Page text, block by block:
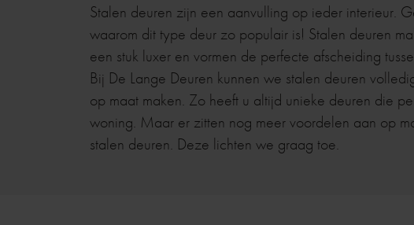
Stalen deuren zijn een aanvulling op ieder interieur.
waarom dit type deur zo populair is! Stalen deuren
een stuk luxer en vormen de perfecte afscheiding
Bij De Lange Deuren kunnen we stalen deuren
op maat maken. Zo heeft u altijd unieke deuren die
woning. Maar er zitten nog meer voordelen aan op
stalen deuren. Deze lichten we graag toe.